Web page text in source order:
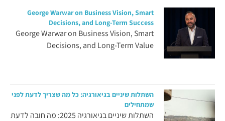
George Warwar on Business Vision, Smart
Decisions, and Long-Term Success
George Warwar on Business Vision, Smart
Decisions, and Long-Term Value
השתלות שיניים בגיאורגיה: כל מה שצריך לדעת לפני
שמתחילים
השתלות שיניים בגיאורגיה 2025: מה חובה לדעת